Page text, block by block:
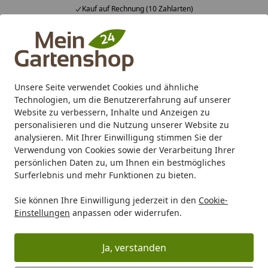
Unsere Seite verwendet Cookies und ähnliche
Technologien, um die Benutzererfahrung auf unserer
Website zu verbessern, Inhalte und Anzeigen zu
personalisieren und die Nutzung unserer Website zu
analysieren. Mit Ihrer Einwilligung stimmen Sie der
Verwendung von Cookies sowie der Verarbeitung Ihrer
persönlichen Daten zu, um Ihnen ein bestmögliches
Surferlebnis und mehr Funktionen zu bieten.
Sie können Ihre Einwilligung jederzeit in den Cookie-
Einstellungen anpassen oder widerrufen.
Ja, verstanden
Kauf auf Rechnung (10 Zahlarten)
Alle Produkte
Mein Konto
Suchen
Karibu Pools inkl. gratis Sandfilteranlage & Pool-
Starterset (Gesamtwert bis 468,99€)
Startseite
Marken Fiberdeck Fiberdeck WPC Terrassendielen
Fiberdeck WPC Terrassendielen
Ihre Artikelübersicht